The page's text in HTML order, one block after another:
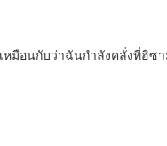
มือนกับว่าฉันกําลังคลั่งที่ฮิซา